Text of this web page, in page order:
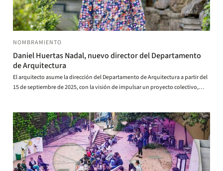
NOMBRAMIENTO
Daniel Huertas Nadal, nuevo director del Departamento
de Arquitectura
El arquitecto asume la dirección del Departamento de Arquitectura a partir del
15 de septiembre de 2025, con la visión de impulsar un proyecto colectivo,